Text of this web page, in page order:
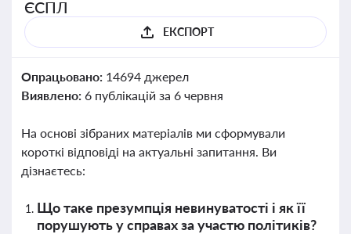
ЄСПЛ
ЕКСПОРТ
Опрацьовано: 14694 джерел
Виявлено: 6 публікацій за 6 червня
На основі зібраних матеріалів ми сформували
короткі відповіді на актуальні запитання. Ви
дізнаєтесь:
Що таке презумпція невинуватості і як її
порушують у справах за участю політиків?